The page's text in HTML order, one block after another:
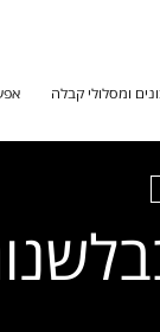
ומסלולי קבלה